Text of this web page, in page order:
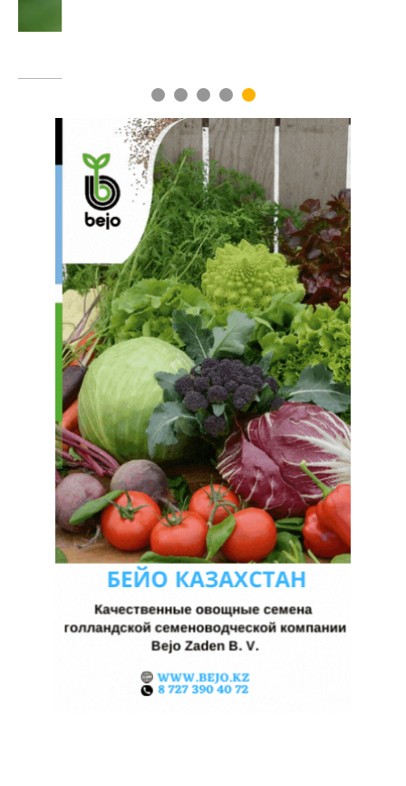
1 2 3 4 5